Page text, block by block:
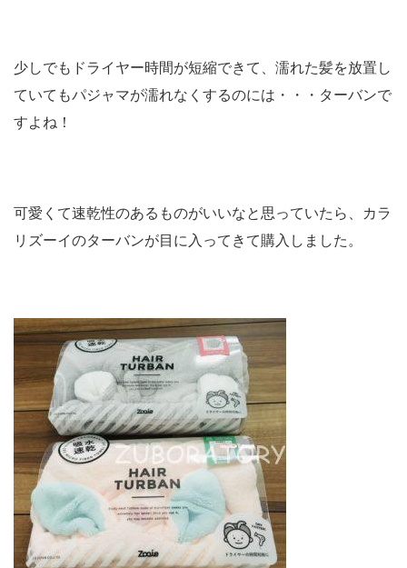
少しでもドライヤー時間が短縮できて、濡れた髪を放置し
ていてもパジャマが濡れなくするのには・・・ターバンで
すよね！
可愛くて速乾性のあるものがいいなと思っていたら、カラ
リズーイのターバンが目に入ってきて購入しました。